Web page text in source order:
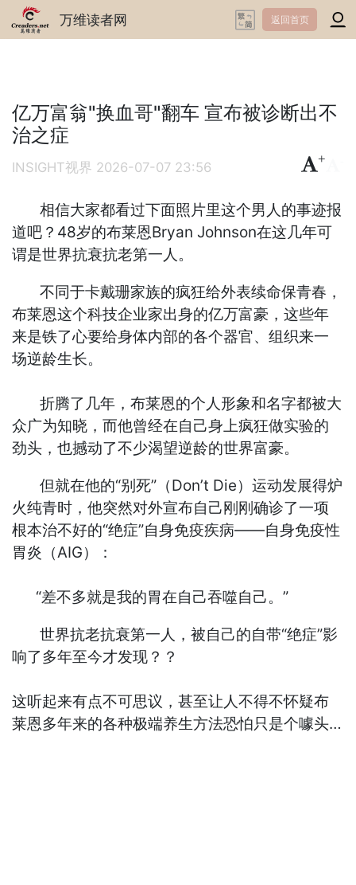
万维读者网 返回首页
亿万富翁"换血哥"翻车 宣布被诊断出不
治之症
INSIGHT视界 2026-07-07 23:56
+
相信大家都看过下面照片里这个男人的事迹报
道吧？48岁的布莱恩Bryan Johnson在这几年可
谓是世界抗衰抗老第一人。
不同于卡戴珊家族的疯狂给外表续命保青春，
布莱恩这个科技企业家出身的亿万富豪，这些年
来是铁了心要给身体内部的各个器官、组织来一
场逆龄生长。
折腾了几年，布莱恩的个人形象和名字都被大
众广为知晓，而他曾经在自己身上疯狂做实验的
劲头，也撼动了不少渴望逆龄的世界富豪。
但就在他的“别死”（Don’t Die）运动发展得炉
火纯青时，他突然对外宣布自己刚刚确诊了一项
根本治不好的“绝症”自身免疫疾病——自身免疫性
胃炎（AIG）：
“差不多就是我的胃在自己吞噬自己。”
世界抗老抗衰第一人，被自己的自带“绝症”影
响了多年至今才发现？？
这听起来有点不可思议，甚至让人不得不怀疑布
莱恩多年来的各种极端养生方法恐怕只是个噱头…